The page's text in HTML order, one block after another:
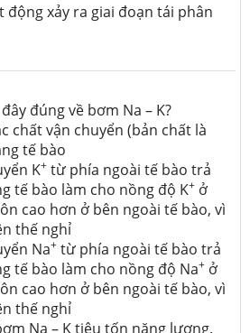
xảy ra giai đoạn tái phân
đúng về bơm Na – K?
chất vận chuyển (bản chất là
tế bào
K+ từ phía ngoài tế bào trả
tế bào làm cho nồng độ K+ ở
cao hơn ở bên ngoài tế bào, vì
thế nghỉ
Na+ từ phía ngoài tế bào trả
tế bào làm cho nồng độ Na+ ở
cao hơn ở bên ngoài tế bào, vì
thế nghỉ
Na – K tiêu tốn năng lượng.